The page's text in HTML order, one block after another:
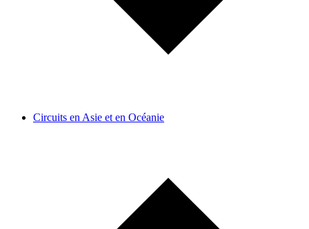
Circuits en Asie et en Océanie